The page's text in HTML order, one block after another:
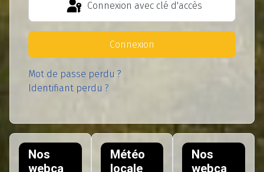
Connexion avec clé d'accès
Connexion
Mot de passe perdu ?
Identifiant perdu ?
Nos
webca
Météo
locale
Nos
webca